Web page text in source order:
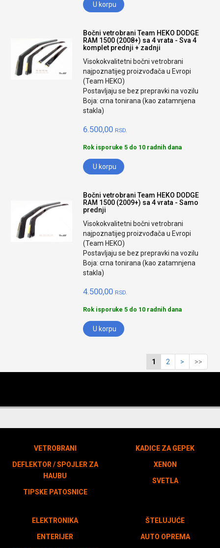
U korpu
Bočni vetrobrani Team HEKO DODGE
RAM 1500 (2008+) sa 4 vrata - Sva 4
komplet prednji + zadnji
Visokokvalitetni bočni vetrobrani
najpoznatijeg proizvođača u Evropi
(Team HEKO)
Postavljaju se bez prepravki na vozilu
Boja: crna tonirana (kao zatamnjena
stakla)
6.500,00 RSD.
Rok isporuke 5 do 10 radnih dana
U korpu
Bočni vetrobrani Team HEKO DODGE
RAM 1500 (2009+) sa 4 vrata - Samo
prednji
Visokokvalitetni bočni vetrobrani
najpoznatijeg proizvođača u Evropi
(Team HEKO)
Postavljaju se bez prepravki na vozilu
Boja: crna tonirana (kao zatamnjena
stakla)
4.500,00 RSD.
Rok isporuke 5 do 10 radnih dana
U korpu
1 2 > >>
VETROBRANI
DEFLEKTOR / SPOJLER ZA
HAUBU
TIPSKE PATOSNICE
KADICE ZA GEPEK
XENON
SVETLA
ELEKTRONIKA
ENTERIJER
ŠTELUJUĆE
AUTO OPREMA